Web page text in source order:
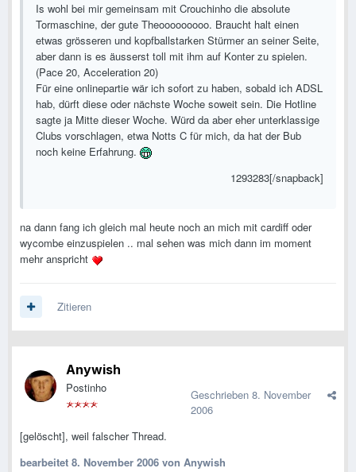
Is wohl bei mir gemeinsam mit Crouchinho die absolute
Tormaschine, der gute Theooooooooo. Braucht halt einen
etwas grösseren und kopfballstarken Stürmer an seiner Seite,
aber dann is es äusserst toll mit ihm auf Konter zu spielen.
(Pace 20, Acceleration 20)
Für eine onlinepartie wär ich sofort zu haben, sobald ich ADSL
hab, dürft diese oder nächste Woche soweit sein. Die Hotline
sagte ja Mitte dieser Woche. Würd da aber eher unterklassige
Clubs vorschlagen, etwa Notts C für mich, da hat der Bub
noch keine Erfahrung.
1293283[/snapback]
na dann fang ich gleich mal heute noch an mich mit cardiff oder
wycombe einzuspielen .. mal sehen was mich dann im moment
mehr anspricht
Zitieren
Anywish
Postinho Geschrieben 8. November
2006
[gelöscht], weil falscher Thread.
bearbeitet 8. November 2006 von Anywish